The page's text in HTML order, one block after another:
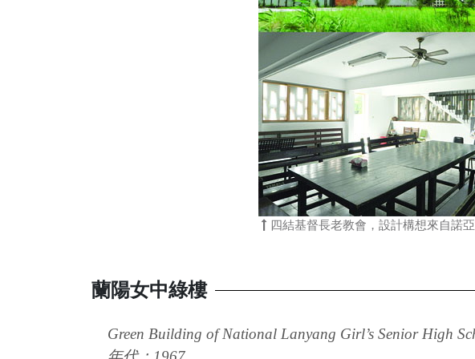
四結基督長老教會，設計構想來自諾
蘭陽女中綠樓
Green Building of National Lanyang Girl’s Senior High